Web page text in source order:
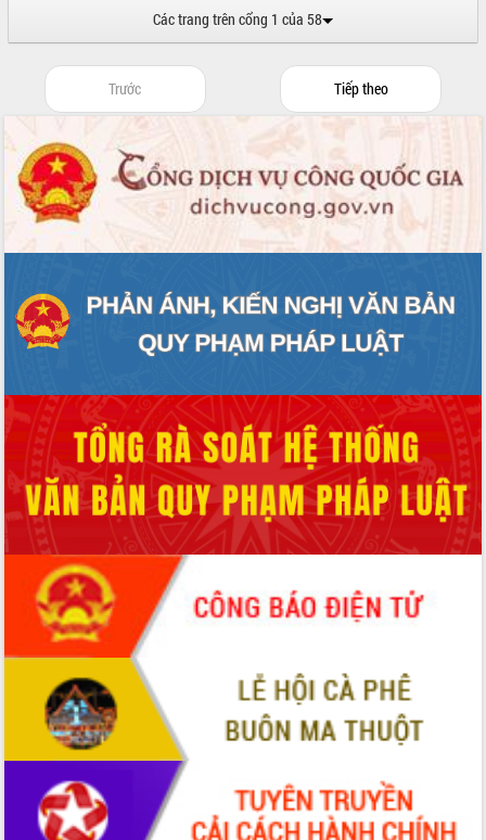
ứng để giữ vững thị trường xuất khẩu
Diễn đàn Kinh tế tư nhân Việt Nam đột
Đề án 06 tạo bước ngoặt đột phá trong
cải cách hành chính tỉnh Đắk Lắk
Kết nối tour, đẩy mạnh chuyển đổi số
để phát triển du lịch Đắk Lắk
Khởi động Dự án Đầu tư xây dựng hạ
tầng kỹ thuật Cụm công nghiệp Tân
Tiến
Gặp mặt các cơ quan báo chí nhân Kỷ
mạng Việt Nam
Đắk Lắk sơ kết 4 năm triển khai thực
hiện Đề án 06 của Chính phủ
Quy hoạch và Xúc tiến đầu tư tỉnh Đắk
Lắk
Khơi thông điểm nghẽn, đẩy nhanh
giải ngân vốn khắc phục thiên tai
HĐND tỉnh thông qua điều chỉnh Quy
hoạch tỉnh thời kỳ 2021-2030
Hội thảo góp ý hồ sơ điều chỉnh quy
hoạch tỉnh Đắk Lắk thời kỳ 2021-2030,
tầm nhìn đến năm 2050
Nâng cao hiệu quả hoạt động của các
doanh nghiệp nhà nước
Hội nghị triển khai kết nối mạng
truyền số liệu chuyên dùng phục vụ cơ
quan Đảng, Nhà nước
Lễ phát động chuỗi hoạt động chung
tay làm sạch môi trường
Xã Ea Kar bước chuyển mình trong
công tác cải cách hành chính mô hình
mới
Các trang trên cổng 1 của 58
Trước Tiếp theo